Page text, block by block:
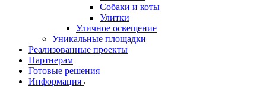
Собаки и коты
Улитки
Уличное освещение
Уникальные площадки
Реализованные проекты
Партнерам
Готовые решения
Информация